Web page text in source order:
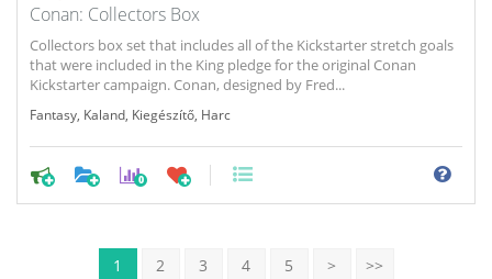
Conan: Collectors Box
Collectors box set that includes all of the Kickstarter stretch goals
that were included in the King pledge for the original Conan
Kickstarter campaign. Conan, designed by Fred...
Fantasy Kaland Kiegészítő Harc
0
1 2 3 4 5 > >>